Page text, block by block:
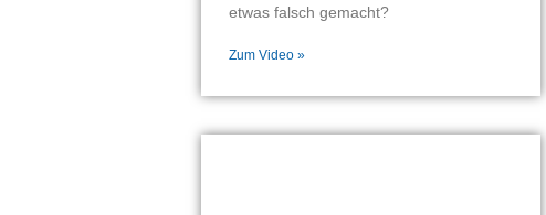
etwas falsch gemacht?
Zum Video »